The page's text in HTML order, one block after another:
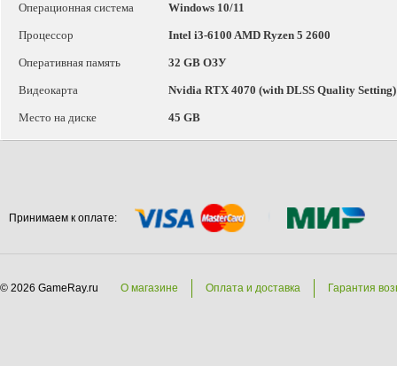
Операционная система
Windows 10/11
Процессор Intel i3-6100 AMD Ryzen 5 2600
Оперативная память 32 GB ОЗУ
Видеокарта Nvidia RTX 4070 (with DLSS Quality
Место на диске 45 GB
Принимаем к оплате:
© 2026 GameRay.ru О магазине Оплата и доставка Гарантия